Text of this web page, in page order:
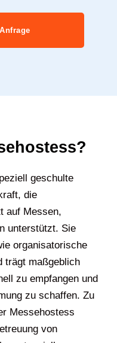
geschulte
die
auf Messen,
unterstützt. Sie
organisatorische
trägt maßgeblich
zu empfangen und
zu schaffen. Zu
Messehostess
von